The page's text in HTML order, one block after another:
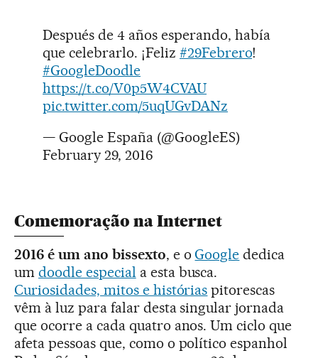
Después de 4 años esperando, había
que celebrarlo. ¡Feliz #29Febrero!
#GoogleDoodle
https://t.co/V0p5W4CVAU
pic.twitter.com/5uqUGvDANz
— Google España (@GoogleES)
February 29, 2016
Comemoração na Internet
2016 é um ano bissexto, e oGoogle dedica
um doodle especial a esta busca.
Curiosidades, mitos e histórias pitorescas
vêm à luz para falar desta singular jornada
que ocorre a cada quatro anos. Um ciclo que
afeta pessoas que, como o político espanhol